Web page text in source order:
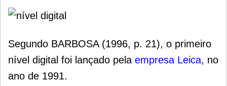
Segundo BARBOSA (1996, p. 21), o primeiro
nível digital foi lançado pela empresa Leica, no
ano de 1991.